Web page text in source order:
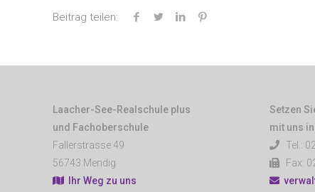
Beitrag teilen:
Laacher-See-Realschule plus
und Fachoberschule
Fallerstrasse 49
56743 Mendig
Ihr Weg zu uns
Setzen
mit uns
Tel.:
Fax: